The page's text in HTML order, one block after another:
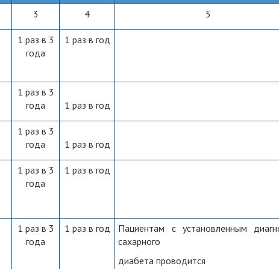
3 4 5
1 раз в 3
года
1 раз в год
1 раз в 3
года
1 раз в год
1 раз в 3
года
1 раз в год
1 раз в 3
года
1 раз в год
1 раз в 3
года
1 раз в год
Пациентам с установленным
сахарного
диабета проводится